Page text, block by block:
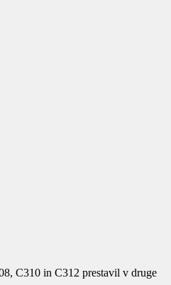
C310 in C312 prestavil v druge